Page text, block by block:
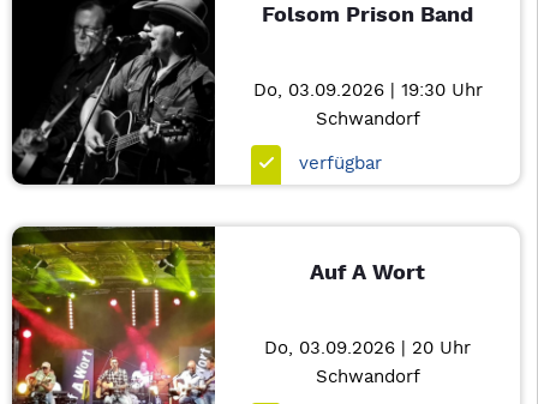
Folsom Prison Band
Do, 03.09.2026 | 19:30 Uhr
Schwandorf
verfügbar
Auf A Wort
Do, 03.09.2026 | 20 Uhr
Schwandorf